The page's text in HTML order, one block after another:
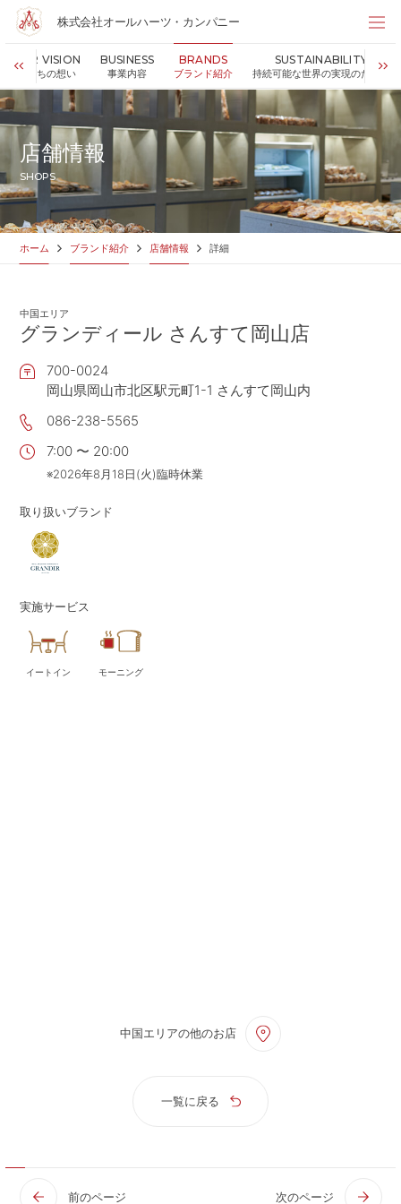
株式会社オールハーツ・カンパニー
OUR VISION
私たちの想い
BUSINESS
事業内容
BRANDS
ブランド紹介
SUSTAINABILITY
持続可能な世界の実現のために
株式会社オールハーツ・カンパニー
店舗検索
HOME
NEWS お知らせ
OUR VISION 私たちの想い
MESSAGE 代表メッセージ
VALUES
BUSINESS 事業内容
SHOP 店舗情報
ABOUT US
CONTACT
APP
PRIVACY POLICY プライバシーポリシー
RECRUIT 2027
RECRUIT
ALL HEARTS MALL
OGGI ONLINE STORE
店舗情報
SHOPS
ホーム ブランド紹介 店舗情報 詳細
中国エリア
グランディール さんすて岡山店
700-0024
岡山県岡山市北区駅元町1-1 さんすて岡山内
086-238-5565
7:00 〜 20:00
※2026年8月18日(火)臨時休業
取り扱いブランド
実施サービス
イートイン モーニング
中国エリアの他のお店
一覧に戻る
前のページ 次のページ